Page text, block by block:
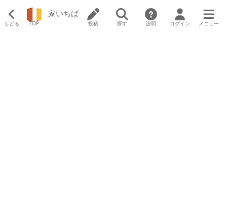
もどる TOP
家いちば
投稿 探す 説明 ログイン メニュー